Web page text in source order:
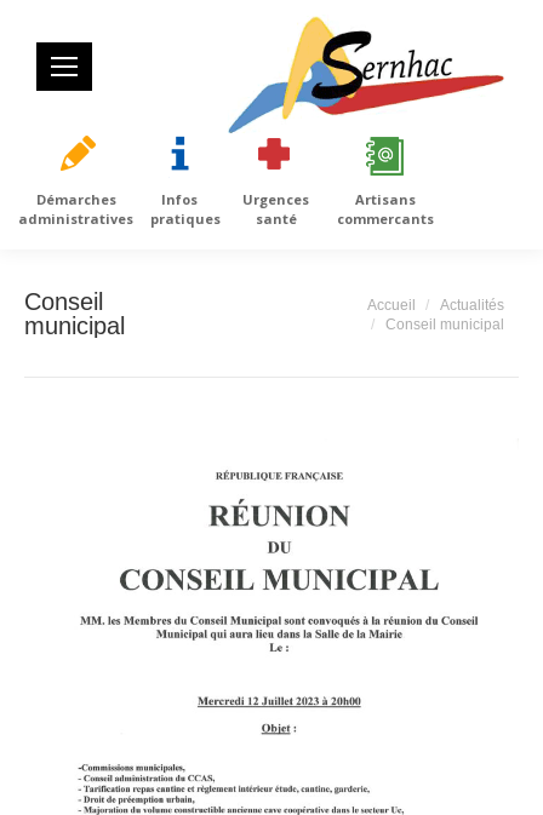
Démarches
administratives
Infos
pratiques
Urgences
santé
Artisans
commercants
Conseil
municipal
Accueil
Actualités
Conseil municipal